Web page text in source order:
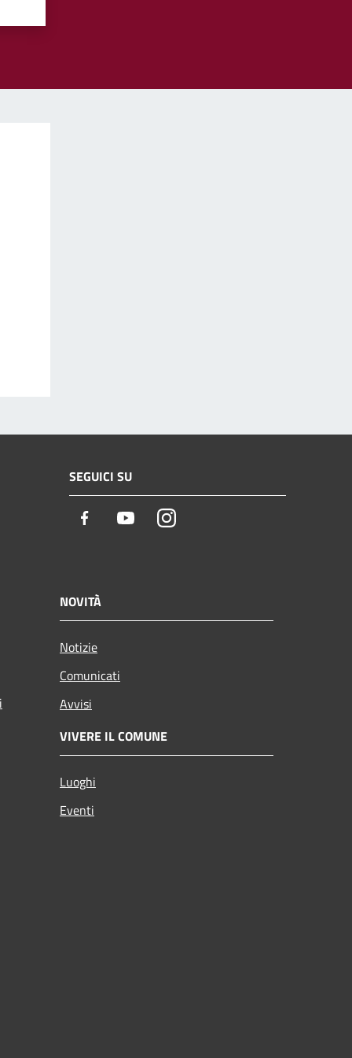
SEGUICI SU
Facebook YoutubeInstagram
NOVITÀ
Notizie
Comunicati
Avvisi
VIVERE IL COMUNE
Luoghi
Eventi